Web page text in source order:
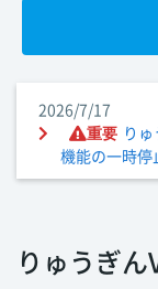
2026/7/17
重要 り
機能の一時停
りゅうぎ